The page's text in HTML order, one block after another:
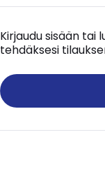
Kirjaudu sisään tai
tehdäksesi